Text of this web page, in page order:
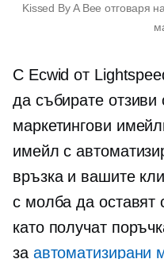
Kissed By A Bee отговаря
С Ecwid от
да събирате отзиви
маркетингови
имейл с
връзка и вашите
с молба да оставят
като получат
за автоматизирани